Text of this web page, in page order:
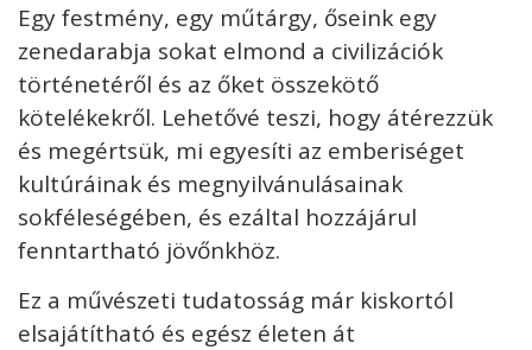
Egy festmény, egy műtárgy, őseink egy
zenedarabja sokat elmond a civilizációk
történetéről és az őket összekötő
kötelékekről. Lehetővé teszi, hogy átérezzük
és megértsük, mi egyesíti az emberiséget
kultúráinak és megnyilvánulásainak
sokféleségében, és ezáltal hozzájárul
fenntartható jövőnkhöz.
Ez a művészeti tudatosság már kiskortól
elsajátítható és egész életen át